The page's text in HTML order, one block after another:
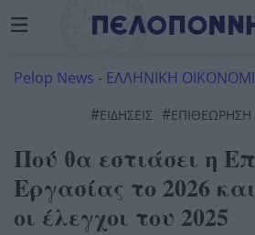
Pelop News - ΕΛΛΗΝΙΚΗ
#ΕΙΔΗΣΕΙΣ #ΕΠΙΘΕΩΡΗΣΗ
Πού θα εστιάσει η
Εργασίας το 2026
οι έλεγχοι του 2025